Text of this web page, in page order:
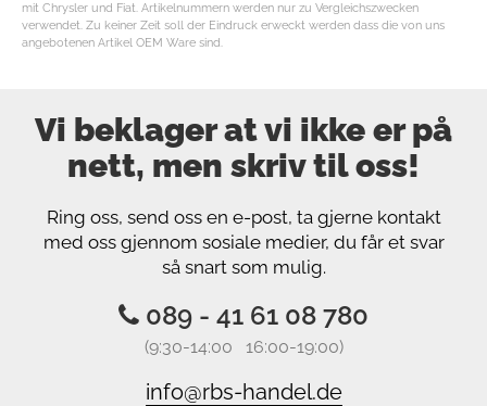
mit Chrysler und Fiat. Artikelnummern werden nur zu Vergleichszwecken
verwendet. Zu keiner Zeit soll der Eindruck erweckt werden dass die von uns
angebotenen Artikel OEM Ware sind.
Vi beklager at vi ikke er på
nett, men skriv til oss!
Ring oss, send oss ​​en e-post, ta gjerne kontakt
med oss gjennom sosiale medier, du får et svar
så snart som mulig.
089 - 41 61 08 780
(9:30-14:00 16:00-19:00)
info@rbs-handel.de